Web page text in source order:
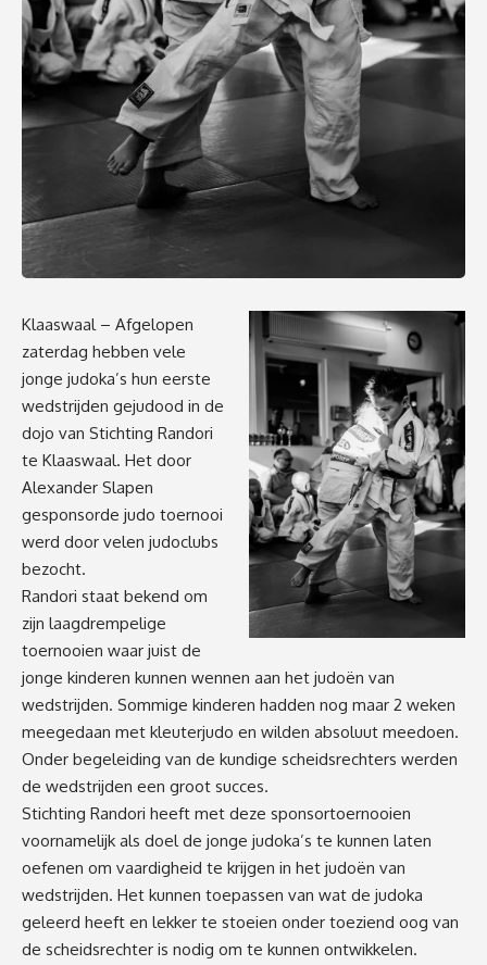
Klaaswaal – Afgelopen
zaterdag hebben vele
jonge judoka’s hun eerste
wedstrijden gejudood in de
dojo van Stichting Randori
te Klaaswaal. Het door
Alexander Slapen
gesponsorde judo toernooi
werd door velen judoclubs
bezocht.
Randori staat bekend om
zijn laagdrempelige
toernooien waar juist de
jonge kinderen kunnen wennen aan het judoën van
wedstrijden. Sommige kinderen hadden nog maar 2 weken
meegedaan met kleuterjudo en wilden absoluut meedoen.
Onder begeleiding van de kundige scheidsrechters werden
de wedstrijden een groot succes.
Stichting Randori heeft met deze sponsortoernooien
voornamelijk als doel de jonge judoka’s te kunnen laten
oefenen om vaardigheid te krijgen in het judoën van
wedstrijden. Het kunnen toepassen van wat de judoka
geleerd heeft en lekker te stoeien onder toeziend oog van
de scheidsrechter is nodig om te kunnen ontwikkelen.